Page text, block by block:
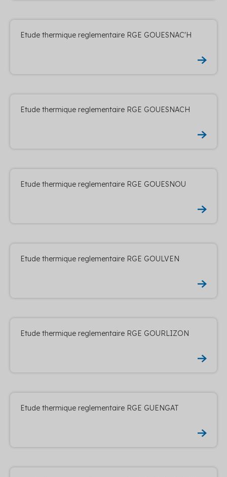
Etude thermique reglementaire RGE GOUESNAC'H
Etude thermique reglementaire RGE GOUESNACH
Etude thermique reglementaire RGE GOUESNOU
Etude thermique reglementaire RGE GOULVEN
Etude thermique reglementaire RGE GOURLIZON
Etude thermique reglementaire RGE GUENGAT